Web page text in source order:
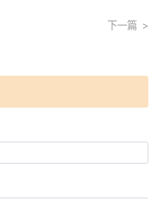
下一篇